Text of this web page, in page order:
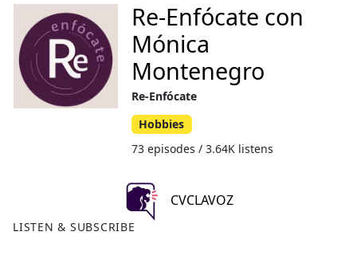
CVCLAVOZ
LISTEN & SUBSCRIBE
Re-Enfócate con
Mónica
Montenegro
Re-Enfócate
Hobbies
73 episodes / 3.64K listens